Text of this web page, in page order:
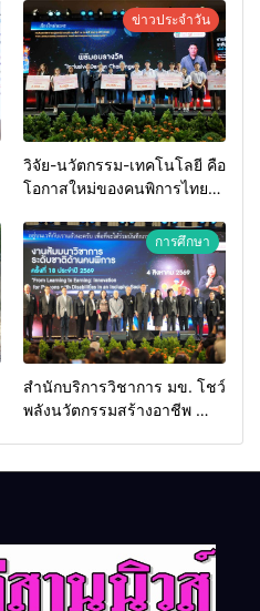
ข่าวประจำวัน
วิจัย-นวัตกรรม-เทคโนโลยี คือ
โอกาสใหม่ของคนพิการไทย
ประเทศ
การศึกษา
สำนักบริการวิชาการ มข. โชว์
พลังนวัตกรรมสร้างอาชีพ นำ